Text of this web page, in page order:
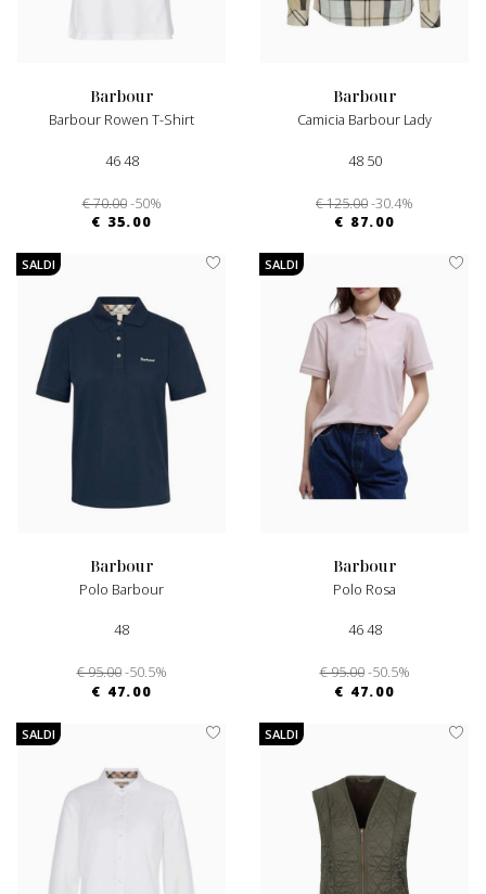
barbour
Barbour Rowen T-Shirt
46 48
€ 70.00 -50%
€ 35.00
barbour
Camicia Barbour Lady
48 50
€ 125.00-30.4%
€ 87.00
SALDI
barbour
Polo Barbour
48
€ 95.00 -50.5%
€ 47.00
SALDI
barbour
Polo Rosa
46 48
€ 95.00 -50.5%
€ 47.00
SALDI SALDI